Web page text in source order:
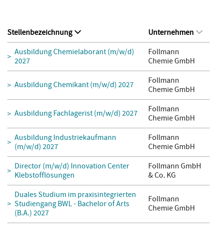
Stellenbezeichnung
Unternehmen
Ausbildung Chemielaborant (m/w/d)
2027
Follmann
Chemie GmbH
Ausbildung Chemikant (m/w/d) 2027
Follmann
Chemie GmbH
Ausbildung Fachlagerist (m/w/d) 2027
Follmann
Chemie GmbH
Ausbildung Industriekaufmann
(m/w/d) 2027
Follmann
Chemie GmbH
Director (m/w/d) Innovation Center
Klebstofflösungen
Follmann GmbH
& Co. KG
Duales Studium im praxisintegrierten
Studiengang BWL - Bachelor of Arts
(B.A.) 2027
Follmann
Chemie GmbH